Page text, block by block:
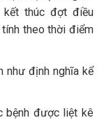
kết thúc đợt điều
theo thời điểm
như định nghĩa kể
bệnh được liệt kê